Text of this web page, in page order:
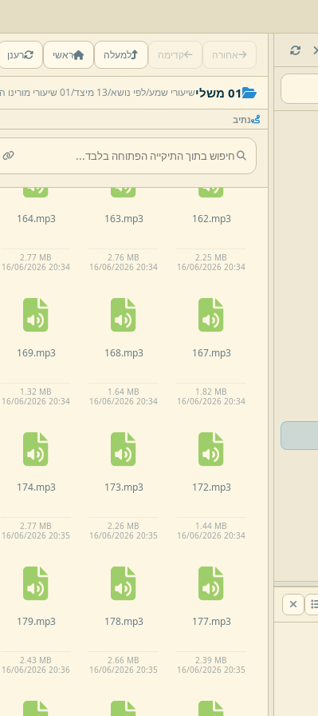
אחורה קדימה למעלה ראשי רענן
01 משלי שיעורי שמע/לפי נושא/13 מיצד/ 01 שיעורי מורינו הרב/
נתיב
16/06/2026 20:34
16/06/2026 20:34
16/06/2026 20:34
162.mp3
2.25 MB
16/06/2026 20:34
163.mp3
2.76 MB
16/06/2026 20:34
164.mp3
2.77 MB
16/06/2026 20:34
167.mp3
1.82 MB
16/06/2026 20:34
168.mp3
1.64 MB
16/06/2026 20:34
169.mp3
1.32 MB
16/06/2026 20:34
172.mp3
1.44 MB
16/06/2026 20:34
173.mp3
2.26 MB
16/06/2026 20:35
174.mp3
2.77 MB
16/06/2026 20:35
177.mp3
2.39 MB
16/06/2026 20:35
178.mp3
2.66 MB
16/06/2026 20:35
179.mp3
2.43 MB
16/06/2026 20:36